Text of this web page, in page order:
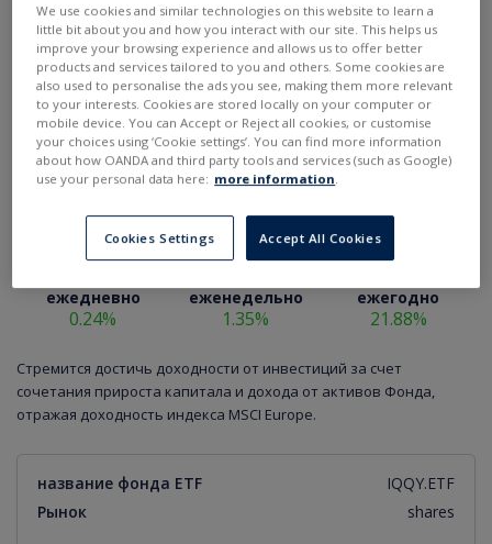
ежедневно
0.24%
еженедельно
1.35%
ежегодно
21.88%
Стремится достичь доходности от инвестиций за счет
сочетания прироста капитала и дохода от активов Фонда,
отражая доходность индекса MSCI Europe.
название фонда ETF
IQQY.ETF
Рынок
shares
We use cookies and similar technologies on this website to learn a
little bit about you and how you interact with our site. This helps us
improve your browsing experience and allows us to offer better
products and services tailored to you and others. Some cookies are
also used to personalise the ads you see, making them more relevant
to your interests. Cookies are stored locally on your computer or
mobile device. You can Accept or Reject all cookies, or customise
your choices using ‘Cookie settings’. You can find more information
about how OANDA and third party tools and services (such as Google)
use your personal data here: more information
Cookies Settings Accept All Cookies